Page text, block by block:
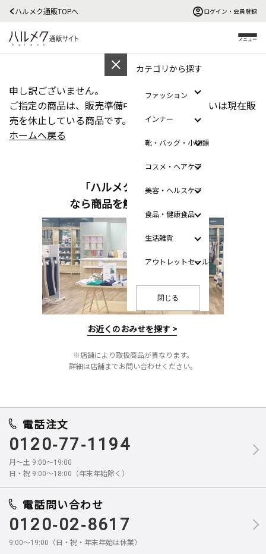
ハルメク通販TOPへ ログイン・会員登録
メニュー
カテゴリから探す
ファッション
インナー
靴・バッグ・小物類
コスメ・ヘアケア
美容・ヘルスケア
食品・健康食品
生活雑貨
アウトレットセール
閉じる
申し訳ございません。
ご指定の商品は、販売準備中、販売終了、あるいは現在販
売を休止している商品です。
ホームへ戻る
「ハルメクのおみせ」
なら商品を触って選べます
お近くのおみせを探す >
※店舗により取扱商品が異なります。
詳細は店舗までお問い合わせください。
電話注文
0120-77-1194
月～土 9:00～19:00
日・祝 9:00～18:00（年末年始除く）
電話問い合わせ
0120-02-8617
9:00～19:00（日・祝・年末年始は休業）